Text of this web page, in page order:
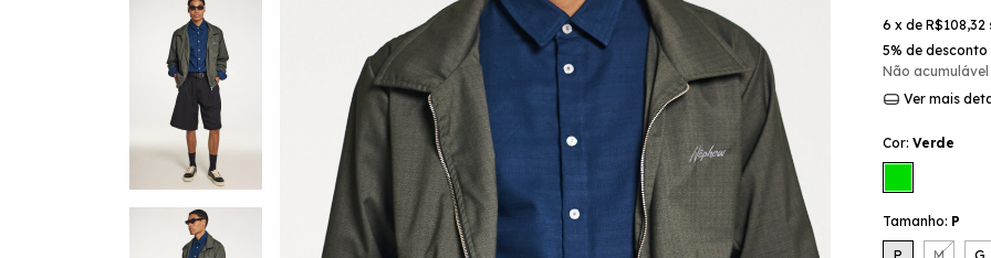
6 x de R$108,32
5% de desconto
Não
Ver mais
Cor: Verde
Tamanho: P